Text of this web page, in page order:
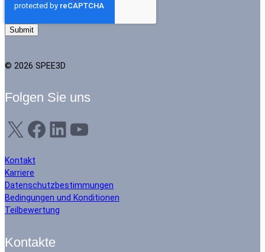
© 2026 SPEE3D
Folgen Sie uns
X Facebook LinkedIn YouTube
Kontakt
Karriere
Datenschutzbestimmungen
Bedingungen und Konditionen
Teilbewertung
Kontakte